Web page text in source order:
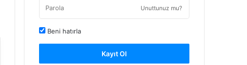
Unuttunuz mu?
Beni hatırla
Kayıt Ol